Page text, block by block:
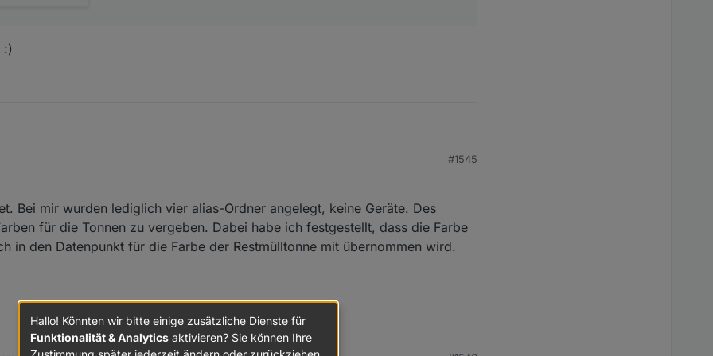
:)
werden. man kann auch die Prüfung deaktivieren. Bitte das Script mal testen, wenn
die FAQ.
#1545
Bei mir wurden lediglich vier alias-Ordner angelegt, keine Geräte. Des
für die Tonnen zu vergeben. Dabei habe ich festgestellt, dass die Farbe
in den Datenpunkt für die Farbe der Restmülltonne mit übernommen wird.
Hallo! Könnten wir bitte einige zusätzliche Dienste für
Funktionalität & Analytics aktivieren? Sie können Ihre